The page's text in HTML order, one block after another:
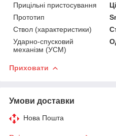
Прицільні пристосування
Прототип
Ствол (характеристики)
Ударно-спусковий
механізм (УСМ)
Приховати
Умови доставки
Нова Пошта